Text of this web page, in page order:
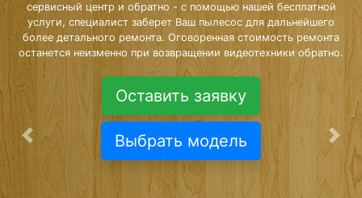
сервисный центр и обратно - с помощью нашей бесплатной
услуги, специалист заберет Ваш пылесос для дальнейшего
более детального ремонта. Оговоренная стоимость ремонта
останется неизменно при возвращении видеотехники обратно.
Оставить заявку
Выбрать модель
Предыдущая